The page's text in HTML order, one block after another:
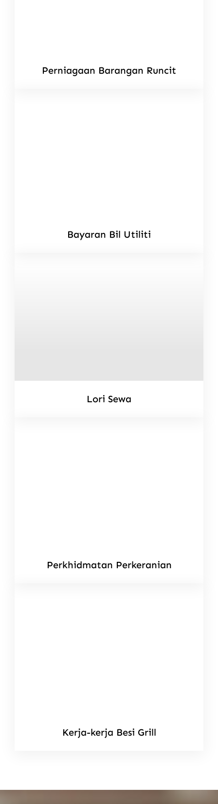
Perniagaan Barangan Runcit
Bayaran Bil Utiliti
Lori Sewa
Perkhidmatan Perkeranian
Kerja-kerja Besi Grill